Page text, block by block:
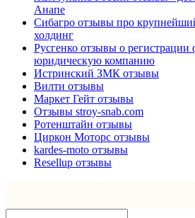
Анапе
Сибагро отзывы про
холдинг
Русгенко отзывы о регистрации
юридическую компанию
Истринский ЗМК отзывы
Вилти отзывы
Маркет Гейт отзывы
Отзывы stroy-snab.com
Ротенштайн отзывы
Циркон Моторс отзывы
kardes-moto отзывы
Resellup отзывы